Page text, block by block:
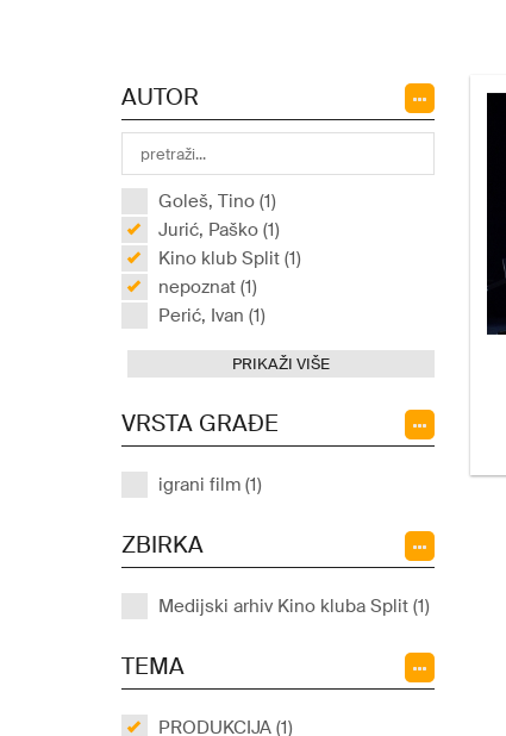
AUTOR
Goleš, Tino (1)
Jurić, Paško (1)
Kino klub Split (1)
nepoznat (1)
Perić, Ivan (1)
PRIKAŽI VIŠE
VRSTA GRAĐE
igrani film (1)
ZBIRKA
Medijski arhiv Kino kluba Split (1)
TEMA
PRODUKCIJA (1)